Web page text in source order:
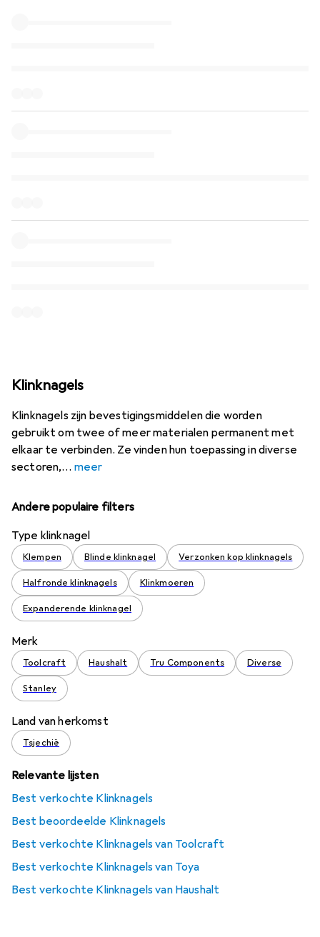
Klinknagels
Klinknagels zijn bevestigingsmiddelen die worden
gebruikt om twee of meer materialen permanent met
elkaar te verbinden. Ze vinden hun toepassing in diverse
sectoren,
meer
Andere populaire filters
Type klinknagel
Klempen Blinde klinknagel Verzonken kop klinknagels
Halfronde klinknagels Klinkmoeren
Expanderende klinknagel
Merk
Toolcraft Haushalt Tru Components Diverse
Stanley
Land van herkomst
Tsjechië
Relevante lijsten
Best verkochte Klinknagels
Best beoordeelde Klinknagels
Best verkochte Klinknagels van Toolcraft
Best verkochte Klinknagels van Toya
Best verkochte Klinknagels van Haushalt